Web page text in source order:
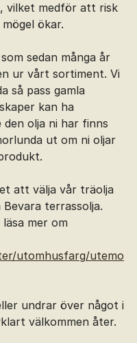
vilket medför att risk
ökar.
sedan många år
ur vårt sortiment. Vi
så pass gamla
kan ha
olja ni har finns
ut om ni oljar
att välja vår träolja
terrassolja.
mer om
utomhusfarg/utemo
undrar över något i
välkommen åter.